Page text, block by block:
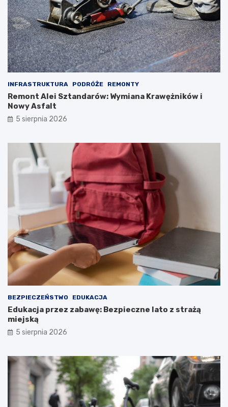
INFRASTRUKTURA PODRÓŻE REMONTY
Remont Alei Sztandarów: Wymiana Krawężników i
Nowy Asfalt
5 sierpnia 2026
BEZPIECZEŃSTWO EDUKACJA
Edukacja przez zabawę: Bezpieczne lato z strażą
miejską
5 sierpnia 2026